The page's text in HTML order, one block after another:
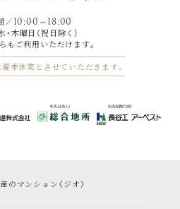
／10:00～18:00
木曜日（祝日除く）
もご利用いただけます｡
季休業とさせていただきます。
のマンション〈ジオ〉